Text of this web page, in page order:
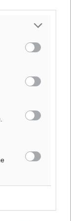
γραφείο
του στη
– Στο